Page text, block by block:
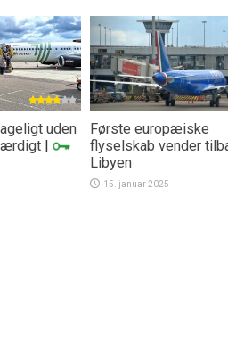
uden
|
Første europæiske
flyselskab vender
Libyen
15. januar 2025